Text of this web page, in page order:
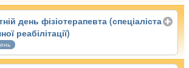
день фізіотерапевта (спеціаліста
реабілітації)